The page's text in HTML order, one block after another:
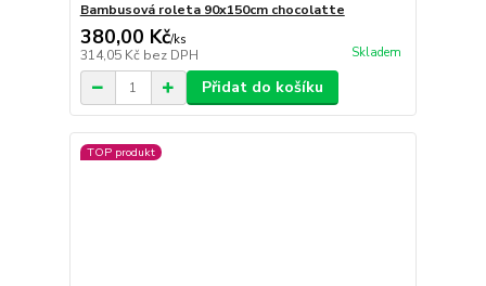
Bambusová roleta 90x150cm chocolatte
380,00 Kč/ks
314,05 Kč bez DPH Skladem
Přidat do košíku
TOP produkt